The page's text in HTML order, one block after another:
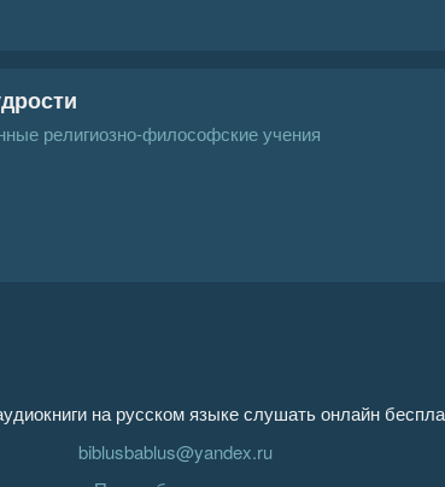
религиозно-философские учения
на русском языке слушать онлайн
biblusbablus@yandex.ru